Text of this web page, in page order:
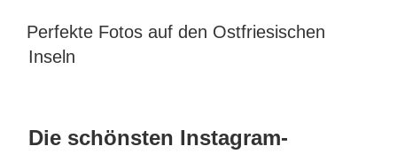
VERÖFFENTLICHT
AM
Perfekte Fotos auf den Ostfriesischen
Inseln
Die schönsten Instagram-